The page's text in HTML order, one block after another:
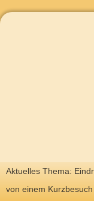
Aktuelles Thema:
von einem Kurzbesuch